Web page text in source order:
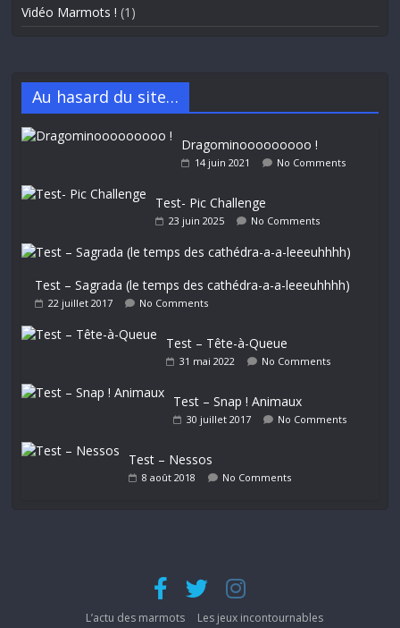
Vidéo Marmots ! (1)
Au hasard du site…
Dragominooooooooo !
14 juin 2021 No Comments
Test- Pic Challenge
23 juin 2025 No Comments
Test – Sagrada (le temps des cathédra-a-a-leeeuhhhh)
22 juillet 2017 No Comments
Test – Tête-à-Queue
31 mai 2022 No Comments
Test – Snap ! Animaux
30 juillet 2017 No Comments
Test – Nessos
8 août 2018 No Comments
L’actu des marmots
Les jeux incontournables